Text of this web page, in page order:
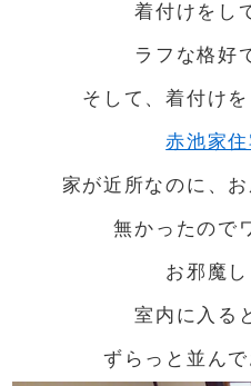
着付けをし
ラフな格好
そして、着付け
赤池家
家が近所なのに、
無かったので
お邪魔し
室内に入る
ずらっと並ん